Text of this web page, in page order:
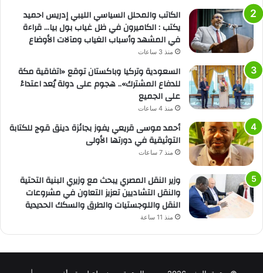
الكاتب والمحلل السياسي الليبي إدريس احميد
يكتب : الكاميرون في ظل غياب بول بيا… قراءة
في المشهد وأسباب الغياب ومآلات الأوضاع
منذ 3 ساعات
السعودية وتركيا وباكستان توقع «اتفاقية مكة
للدفاع المشترك».. هجوم على دولة يُعد اعتداءً
على الجميع
منذ 4 ساعات
أحمد موسى قريعي يفوز بجائزة دينق قوج للكتابة
التوثيقية في دورتها الأولى
منذ 7 ساعات
وزير النقل المصري يبحث مع وزيري البنية التحتية
والنقل التشاديين تعزيز التعاون في مشروعات
النقل واللوجستيات والطرق والسكك الحديدية
منذ 11 ساعة